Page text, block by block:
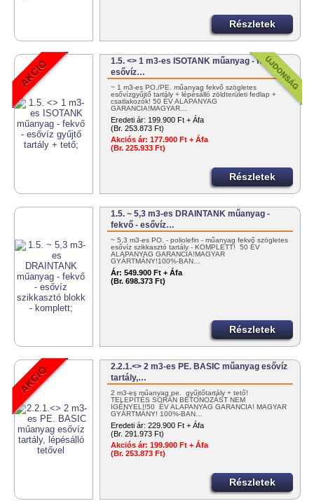
Részletek
1.5. <> 1 m3-es ISOTANK műanyag - fekvő -
esővíz…
~ 1 m3-es PO./PE. műanyag fekvő szögletes
esővízgyűjtő tartály + lépésálló zöldterületi fedlap +
csatlakozók! 50 ÉV ALAPANYAG
GARANCIA!MAGYAR…
Eredeti ár: 199.900 Ft + Áfa
(Br. 253.873 Ft)
Akciós ár: 177.900 Ft + Áfa
(Br. 225.933 Ft)
Részletek
1.5. ~ 5,3 m3-es DRAINTANK műanyag -
fekvő - esővíz…
~ 5,3 m3-es PO. - poliolefin - műanyag fekvő szögletes
esővíz szikkasztó tartály - KOMPLETT! 50 ÉV
ALAPANYAG GARANCIA!MAGYAR
GYÁRTMÁNY!100%-BAN…
Ár: 549.900 Ft + Áfa
(Br. 698.373 Ft)
Részletek
2.2.1.<> 2 m3-es PE. BASIC műanyag esővíz
tartály,…
2 m3-es műanyag pe. gyűjtőtartály + tető!
TELEPÍTÉS SORÁN BETONOZÁST NEM
IGÉNYEL!!50 ÉV ALAPANYAG GARANCIA! MAGYAR
GYÁRTMÁNY! 100%-BAN…
Eredeti ár: 229.900 Ft + Áfa
(Br. 291.973 Ft)
Akciós ár: 199.900 Ft + Áfa
(Br. 253.873 Ft)
Részletek